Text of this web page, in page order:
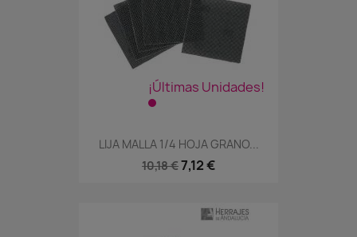
¡Últimas Unidades!
LIJA MALLA 1/4 HOJA GRANO...
10,18 €7,12 €